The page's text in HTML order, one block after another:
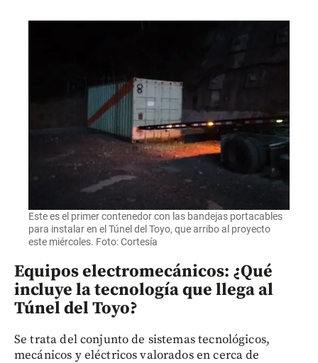
Este es el primer contenedor con las bandejas portacables
para instalar en el Túnel del Toyo, que arribo al proyecto
este miércoles. Foto: Cortesía
Equipos electromecánicos: ¿Qué
incluye la tecnología que llega al
Túnel del Toyo?
Se trata del conjunto de sistemas tecnológicos,
mecánicos y eléctricos valorados en cerca de